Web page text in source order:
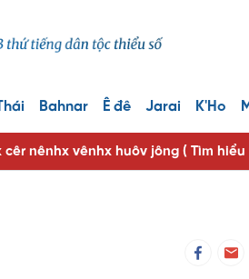
Bahnar Ê đê Jarai K'Ho
nênhx vênhx huôv jông ( Tìm